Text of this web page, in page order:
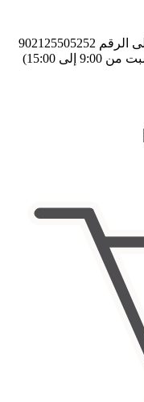
لتقديم الطلبات والدعم، يرجى الاتصال على الرقم 902125505252